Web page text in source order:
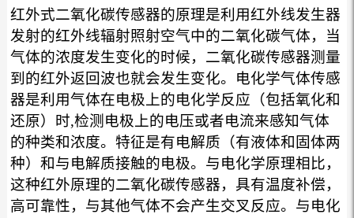
红外式二氧化碳传感器的原理是利用红外线发生器
发射的红外线辐射照射空气中的二氧化碳气体，当
气体的浓度发生变化的时候，二氧化碳传感器测量
到的红外返回波也就会发生变化。 电化学气体传感
器是利用气体在电极上的电化学反应（包括氧化和
还原）时,检测电极上的电压或者电流来感知气体
的种类和浓度。特征是有电解质（有液体和固体两
种）和与电解质接触的电极。 与电化学原理相比，
这种红外原理的二氧化碳传感器，具有温度补偿，
高可靠性，与其他气体不会产生交叉反应。与电化